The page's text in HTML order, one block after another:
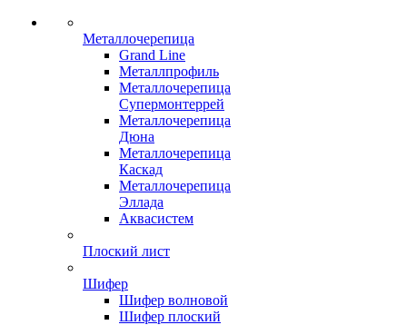
Металлочерепица
Grand Line
Металлпрофиль
Металлочерепица
Супермонтеррей
Металлочерепица
Дюна
Металлочерепица
Каскад
Металлочерепица
Эллада
Аквасистем
Плоский лист
Шифер
Шифер волновой
Шифер плоский